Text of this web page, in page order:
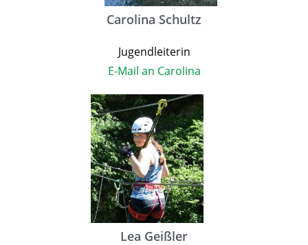
Carolina Schultz
Jugendleiterin
E-Mail an Carolina
Lea Geißler